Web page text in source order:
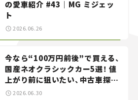
の愛車紹介 #43｜MG ミジェッ
ト
2026.06.26
今なら“100万円前後”で買える、
国産ネオクラシックカー5選！ 値
上がり前に狙いたい、中古車探し
をお手伝い――ちょっとイケてるマ
2026.06.30